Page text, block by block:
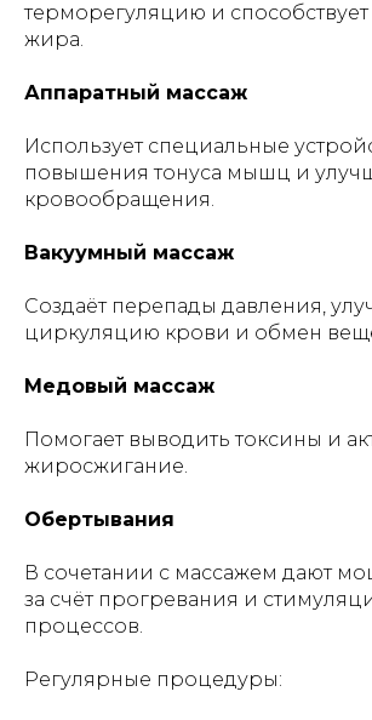
терморегуляцию и
жира.
Аппаратный массаж
Использует специальные
повышения тонуса мышц и
кровообращения.
Вакуумный массаж
Создаёт перепады давления,
циркуляцию крови и обмен
Медовый массаж
Помогает выводить токсины и
жиросжигание.
Обертывания
В сочетании с массажем дают
за счёт прогревания и
процессов.
Регулярные процедуры: